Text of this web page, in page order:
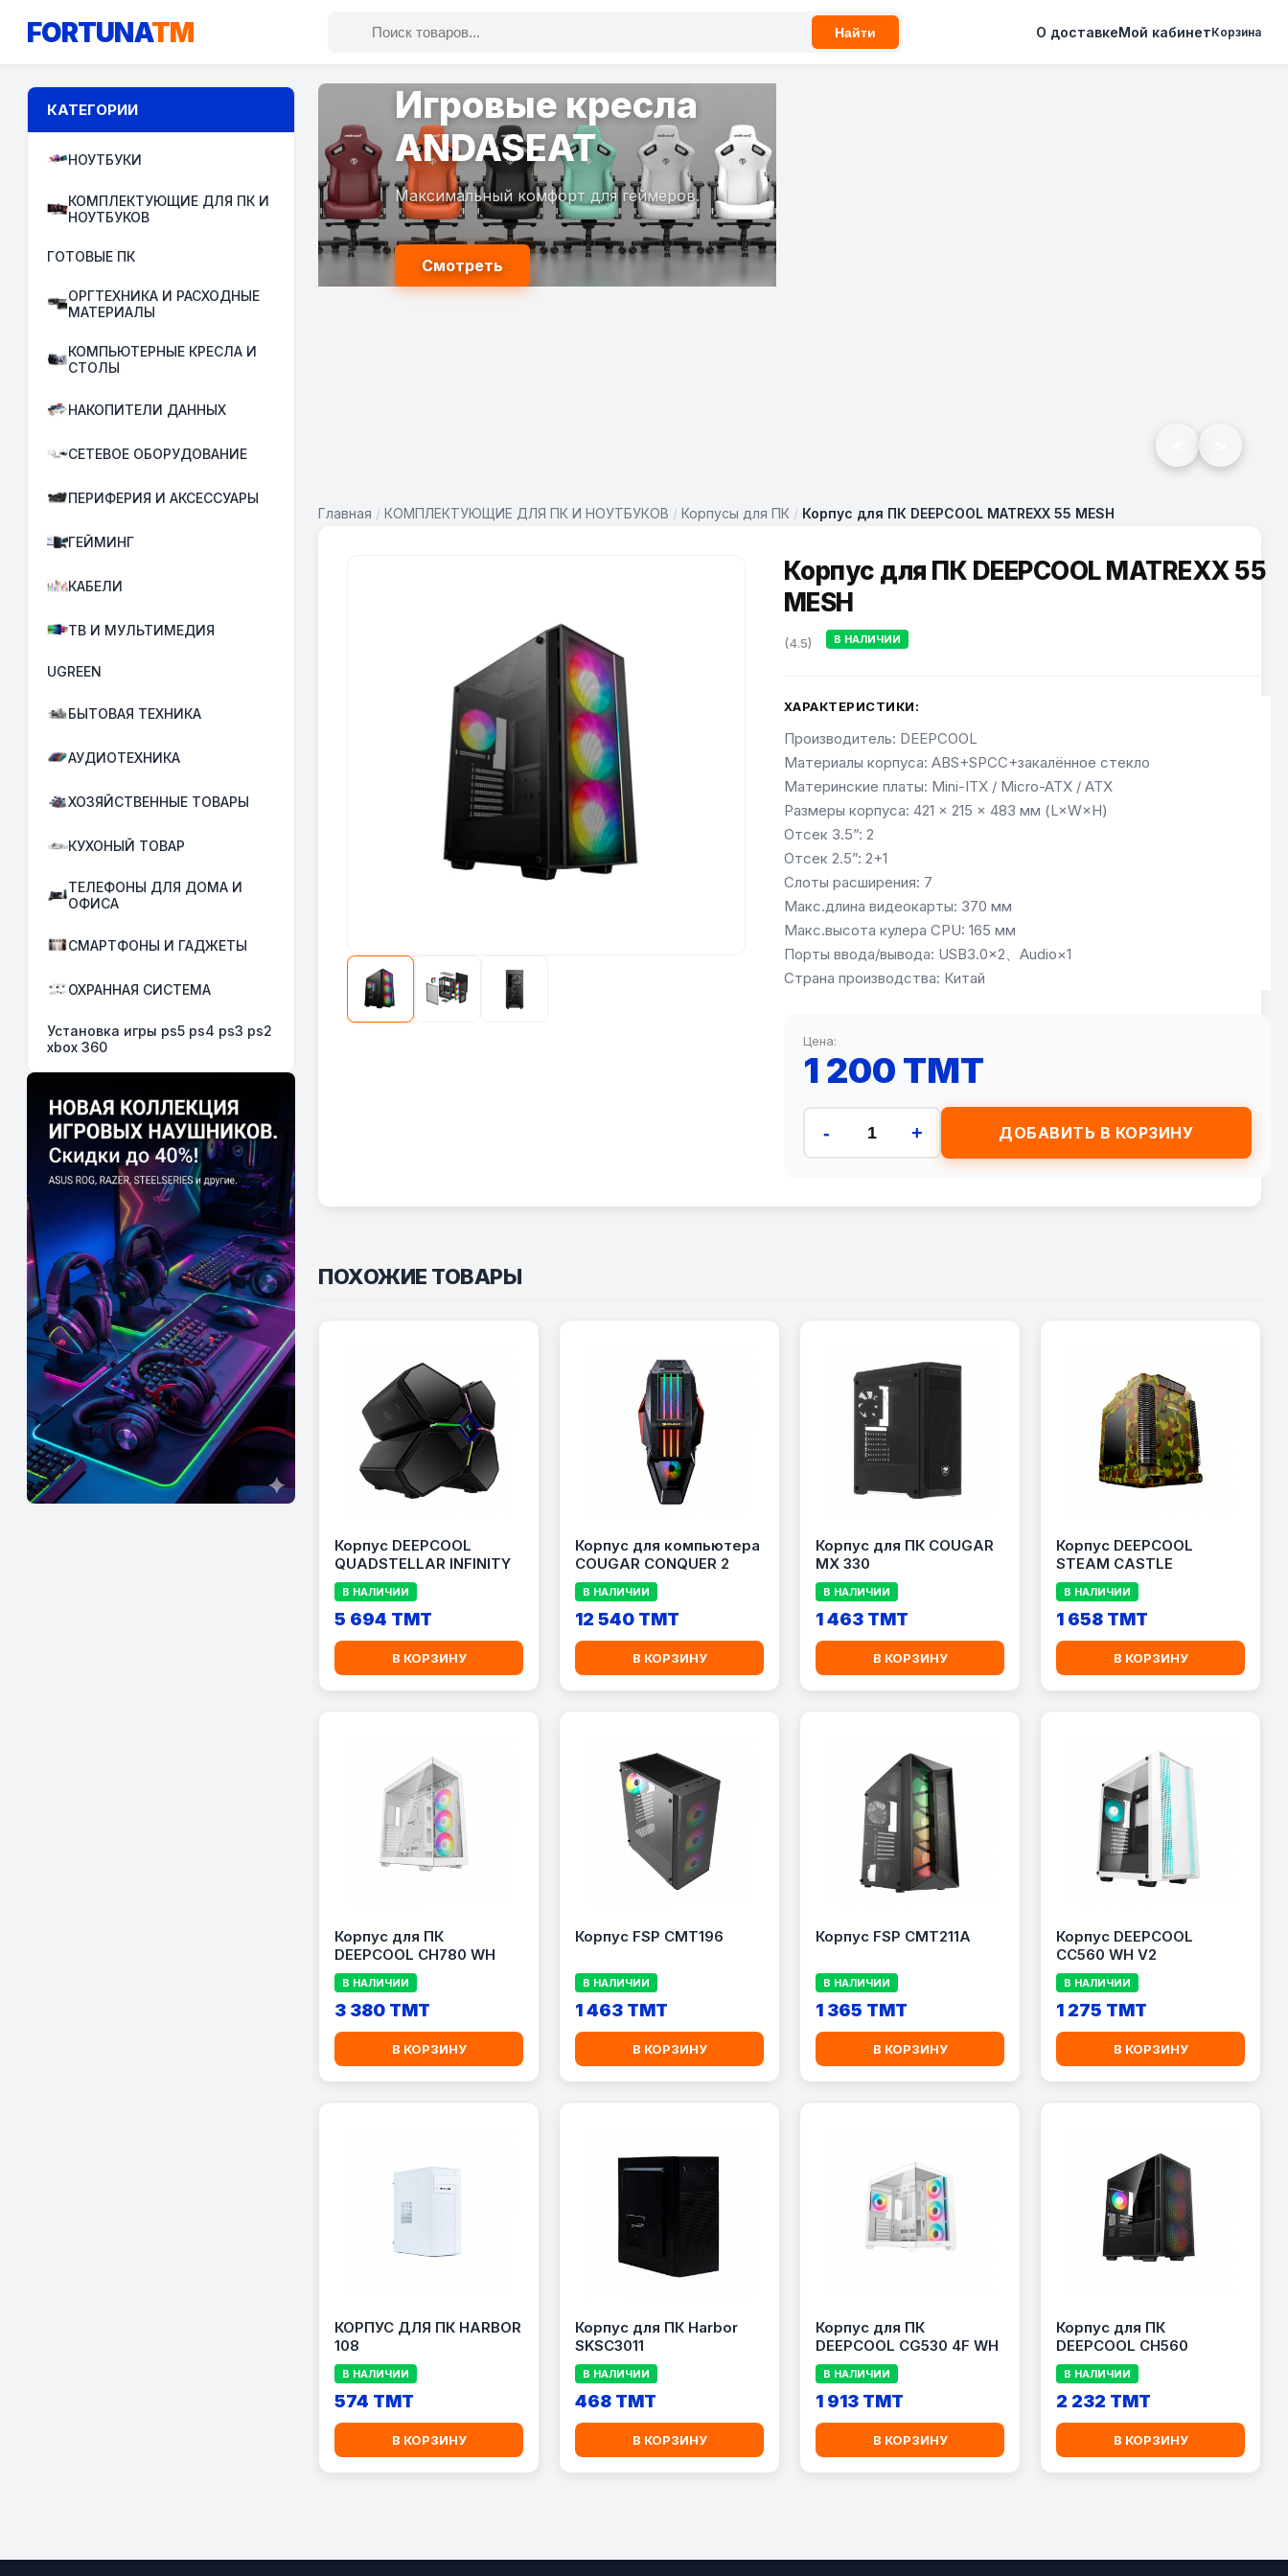
FORTUNATM Найти О доставкеМой кабинетКорзина
КАТЕГОРИИ
НОУТБУКИ
КОМПЛЕКТУЮЩИЕ ДЛЯ ПК И
НОУТБУКОВ
ГОТОВЫЕ ПК
ОРГТЕХНИКА И РАСХОДНЫЕ
МАТЕРИАЛЫ
КОМПЬЮТЕРНЫЕ КРЕСЛА И
СТОЛЫ
НАКОПИТЕЛИ ДАННЫХ
СЕТЕВОЕ ОБОРУДОВАНИЕ
ПЕРИФЕРИЯ И АКСЕССУАРЫ
ГЕЙМИНГ
КАБЕЛИ
ТВ И МУЛЬТИМЕДИЯ
UGREEN
БЫТОВАЯ ТЕХНИКА
АУДИОТЕХНИКА
ХОЗЯЙСТВЕННЫЕ ТОВАРЫ
КУХОНЫЙ ТОВАР
ТЕЛЕФОНЫ ДЛЯ ДОМА И
ОФИСА
СМАРТФОНЫ И ГАДЖЕТЫ
ОХРАННАЯ СИСТЕМА
Установка игры ps5 ps4 ps3 ps2
xbox 360
Игровые кресла
ANDASEAT
Максимальный комфорт для геймеров.
Смотреть
Главная / КОМПЛЕКТУЮЩИЕ ДЛЯ ПК И НОУТБУКОВ / Корпусы для ПК / Корпус для ПК DEEPCOOL MATREXX 55 MESH
Корпус для ПК DEEPCOOL MATREXX 55
MESH
(4.5) В НАЛИЧИИ
ХАРАКТЕРИСТИКИ:
Производитель: DEEPCOOL
Материалы корпуса: ABS+SPCC+закалённое стекло
Материнские платы: Mini-ITX / Micro-ATX / ATX
Размеры корпуса: 421 × 215 × 483 мм (L×W×H)
Отсек 3.5”: 2
Отсек 2.5”: 2+1
Слоты расширения: 7
Макс.длина видеокарты: 370 мм
Макс.высота кулера CPU: 165 мм
Порты ввода/вывода: USB3.0×2、Audio×1
Страна производства: Китай
Цена:
1 200 TMT
- + ДОБАВИТЬ В КОРЗИНУ
ПОХОЖИЕ ТОВАРЫ
Корпус DEEPCOOL
QUADSTELLAR INFINITY
В НАЛИЧИИ
5 694 TMT
В КОРЗИНУ
Корпус для компьютера
COUGAR CONQUER 2
В НАЛИЧИИ
12 540 TMT
В КОРЗИНУ
Корпус для ПК COUGAR
MX 330
В НАЛИЧИИ
1 463 TMT
В КОРЗИНУ
Корпус DEEPCOOL
STEAM CASTLE
В НАЛИЧИИ
1 658 TMT
В КОРЗИНУ
Корпус для ПК
DEEPCOOL CH780 WH
В НАЛИЧИИ
3 380 TMT
В КОРЗИНУ
Корпус FSP CMT196
В НАЛИЧИИ
1 463 TMT
В КОРЗИНУ
Корпус FSP CMT211A
В НАЛИЧИИ
1 365 TMT
В КОРЗИНУ
Корпус DEEPCOOL
CC560 WH V2
В НАЛИЧИИ
1 275 TMT
В КОРЗИНУ
КОРПУС ДЛЯ ПК HARBOR
108
В НАЛИЧИИ
574 TMT
В КОРЗИНУ
Корпус для ПК Harbor
SKSC3011
В НАЛИЧИИ
468 TMT
В КОРЗИНУ
Корпус для ПК
DEEPCOOL CG530 4F WH
В НАЛИЧИИ
1 913 TMT
В КОРЗИНУ
Корпус для ПК
DEEPCOOL CH560
В НАЛИЧИИ
2 232 TMT
В КОРЗИНУ